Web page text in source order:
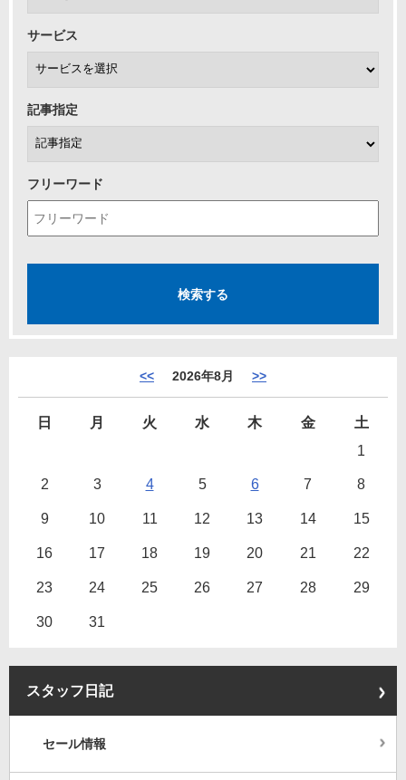
サービス
記事指定
フリーワード
<< 2026年8月 >>
日 月 火 水 木 金
土
1
2 3 4 5 6 7 8
9 10 11 12 13 14 15
16 17 18 19 20 21 22
23 24 25 26 27 28 29
30 31
スタッフ日記
セール情報